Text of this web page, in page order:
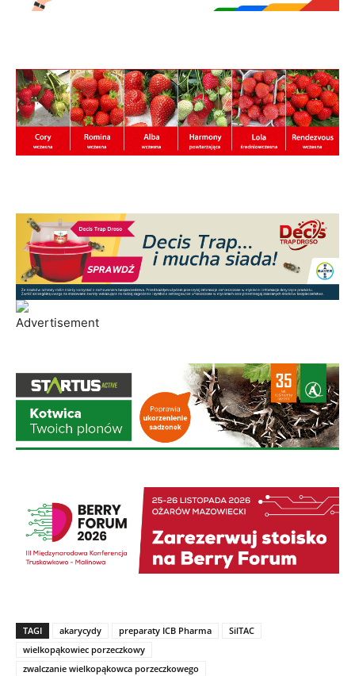
TAGI akarycydy preparaty ICB Pharma
SilTAC
wielkopąkowiec porzeczkowy
zwalczanie wielkopąkowca porzeczkowego